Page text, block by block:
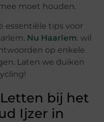
moet houden.
essentiële tips voor
Nu Haarlem. wil
op enkele
Laten we duiken
bij het
Ijzer in